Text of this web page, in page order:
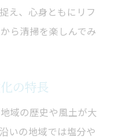
リーニングの効率
び方
習慣
除テクニック
え、心身ともにリフ
ら清掃を楽しんでみ
の特長
域の歴史や風土が大
いの地域では塩分や